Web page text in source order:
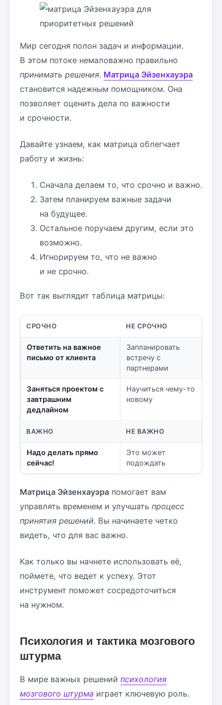
Мир сегодня полон задач и информации.
В этом потоке немаловажно правильно
принимать решения. Матрица Эйзенхауэра
становится надежным помощником. Она
позволяет оценить дела по важности
и срочности.
Давайте узнаем, как матрица облегчает
работу и жизнь:
Сначала делаем то, что срочно и важно.
Затем планируем важные задачи
на будущее.
Остальное поручаем другим, если это
возможно.
Игнорируем то, что не важно
и не срочно.
Вот так выглядит таблица матрицы:
СРОЧНО НЕ СРОЧНО
Ответить на важное
письмо от клиента
Запланировать
встречу с
партнерами
Заняться проектом с
завтрашним
дедлайном
Научиться чему-то
новому
ВАЖНО НЕ ВАЖНО
Надо делать прямо
сейчас!
Это может
подождать
Матрица Эйзенхауэра помогает вам
управлять временем и улучшать процесс
принятия решений. Вы начинаете четко
видеть, что для вас важно.
Как только вы начнете использовать её,
поймете, что ведет к успеху. Этот
инструмент поможет сосредоточиться
на нужном.
Психология и тактика мозгового
штурма
В мире важных решений психология
мозгового штурма играет ключевую роль.